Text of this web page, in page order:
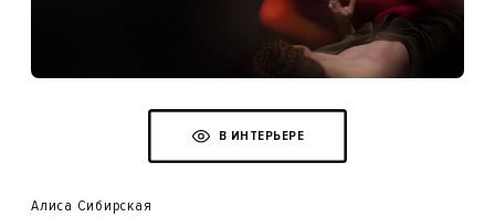
В ИНТЕРЬЕРЕ
Алиса Сибирская